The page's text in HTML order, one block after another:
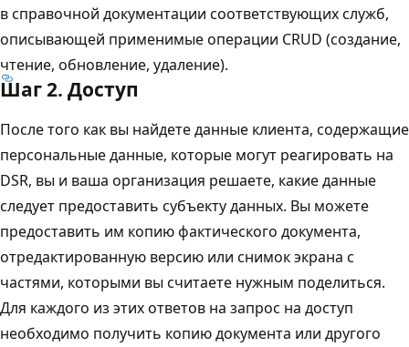
в справочной документации соответствующих служб,
описывающей применимые операции CRUD (создание,
чтение, обновление, удаление).
Шаг 2. Доступ
После того как вы найдете данные клиента, содержащие
персональные данные, которые могут реагировать на
DSR, вы и ваша организация решаете, какие данные
следует предоставить субъекту данных. Вы можете
предоставить им копию фактического документа,
отредактированную версию или снимок экрана с
частями, которыми вы считаете нужным поделиться.
Для каждого из этих ответов на запрос на доступ
необходимо получить копию документа или другого